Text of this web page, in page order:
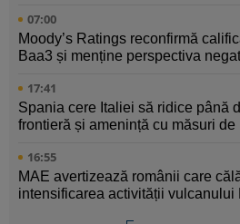
07:00
Moody’s Ratings reconfirmă
Baa3 și menține perspectiva
17:41
Spania cere Italiei să ridice până
frontieră și amenință cu măsuri de
16:55
MAE avertizează românii care
intensificarea activității vulcanului